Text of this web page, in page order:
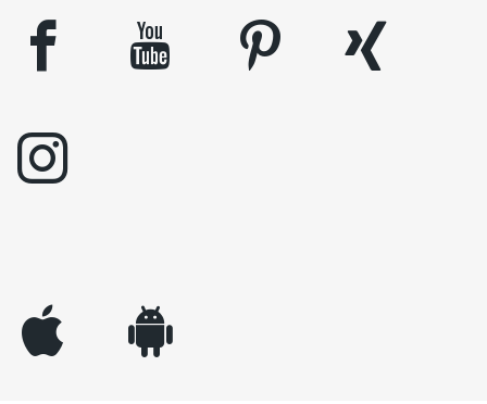
facebook youtube pinterest
xing
instagram
appleinc android